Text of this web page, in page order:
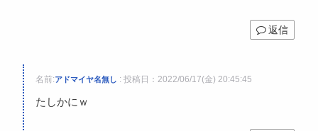
返信
名前:アドマイヤ名無し : 投稿日：2022/06/17(金) 20:45:45
たしかにｗ